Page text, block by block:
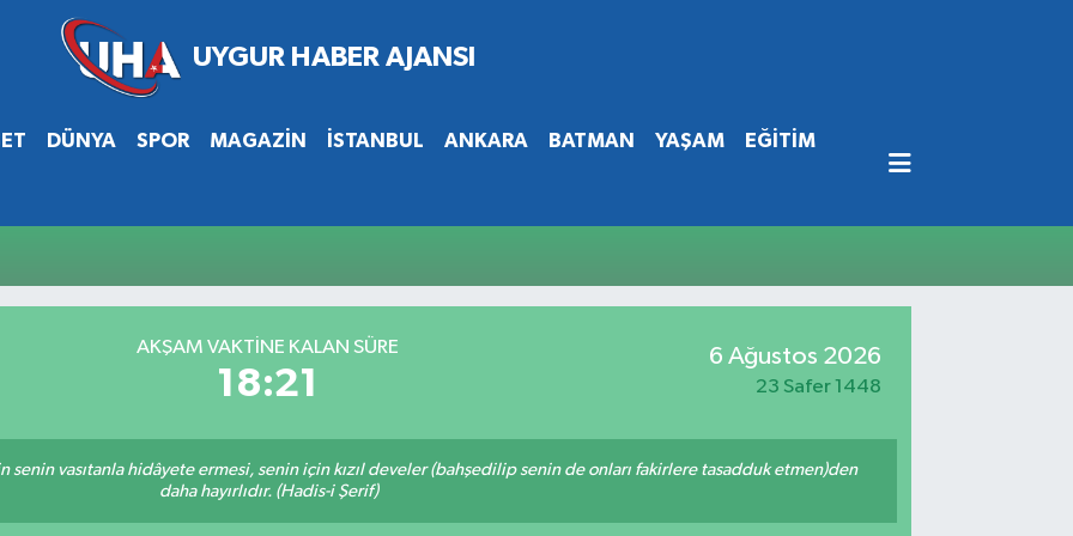
DÜNYA SPOR MAGAZİN İSTANBUL ANKARA BATMAN YAŞAM EĞİTİM
AKŞAM VAKTİNE KALAN SÜRE
18:21
6 Ağustos 2026
23 Safer 1448
senin vasıtanla hidâyete ermesi, senin için kızıl develer (bahşedilip senin de onları fakirlere tasadduk etmen)den
daha hayırlıdır. (Hadis-i Şerif)